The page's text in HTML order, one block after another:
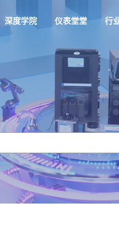
深度学院 仪表堂堂 行